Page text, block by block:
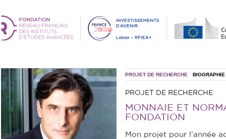
PROJET DE RECHERCHE BIOGRAPHIE
PROJET DE RECHERCHE
MONNAIE ET
FONDATION
Mon projet pour l’année